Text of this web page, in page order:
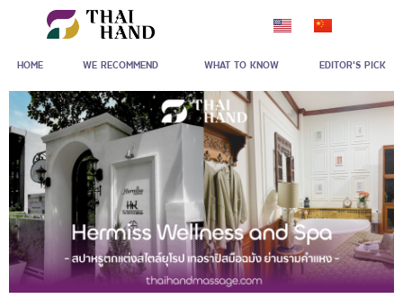
content
HOME WE RECOMMEND WHAT TO KNOW EDITOR'S PICK